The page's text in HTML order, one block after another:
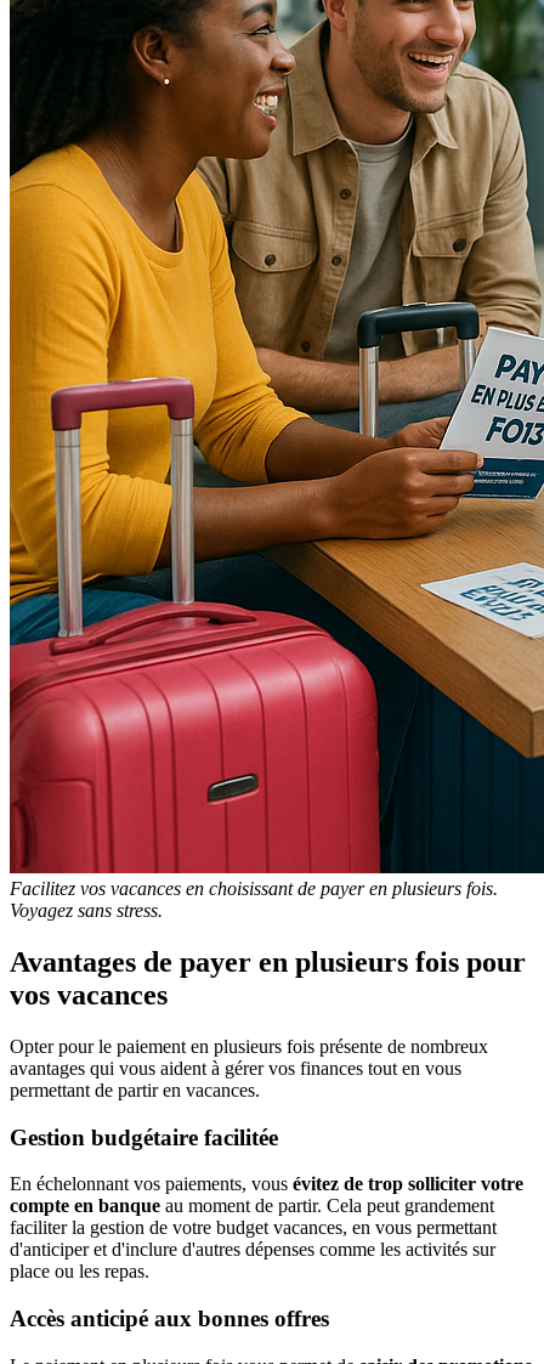
Facilitez vos vacances en choisissant de payer en plusieurs fois.
Voyagez sans stress.
Avantages de payer en plusieurs fois pour
vos vacances
Opter pour le paiement en plusieurs fois présente de nombreux
avantages qui vous aident à gérer vos finances tout en vous
permettant de partir en vacances.
Gestion budgétaire facilitée
En échelonnant vos paiements, vous évitez de trop solliciter votre
compte en banque au moment de partir. Cela peut grandement
faciliter la gestion de votre budget vacances, en vous permettant
d'anticiper et d'inclure d'autres dépenses comme les activités sur
place ou les repas.
Accès anticipé aux bonnes offres